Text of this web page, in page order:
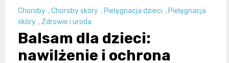
Choroby ,Choroby skóry ,Pielęgnacja dzieci ,Pielęgnacja
skóry , Zdrowie i uroda
Balsam dla dzieci:
nawilżenie i ochrona